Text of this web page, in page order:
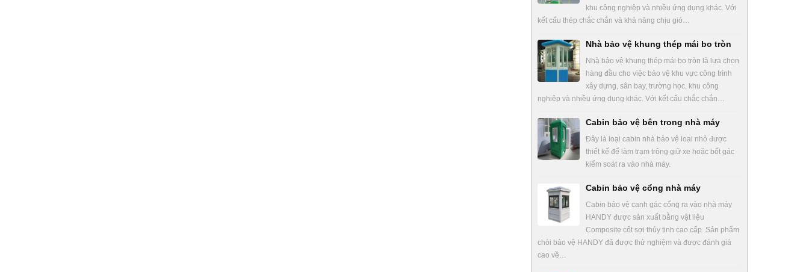
khu công nghiệp và nhiều ứng dụng khác. Với
kết cấu thép chắc chắn và khả năng chịu gió…
Nhà bảo vệ khung thép mái bo tròn
Nhà bảo vệ khung thép mái bo tròn là lựa chọn
hàng đầu cho việc bảo vệ khu vực công trình
xây dựng, sân bay, trường học, khu công
nghiệp và nhiều ứng dụng khác. Với kết cấu chắc chắn…
Cabin bảo vệ bên trong nhà máy
Đây là loại cabin nhà bảo vệ loại nhỏ được
thiết kế để làm trạm trông giữ xe hoặc bốt gác
kiểm soát ra vào nhà máy.
Cabin bảo vệ cổng nhà máy
Cabin bảo vệ canh gác cổng ra vào nhà máy
HANDY được sản xuất bằng vật liệu
Composite cốt sợi thủy tinh cao cấp. Sản phẩm
chòi bảo vệ HANDY đã được thử nghiệm và được đánh giá
cao về…